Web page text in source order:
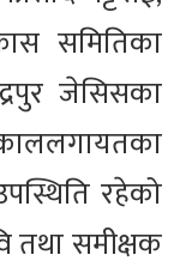
समितिका
जेसिसका
रहेको
तथा समीक्षक